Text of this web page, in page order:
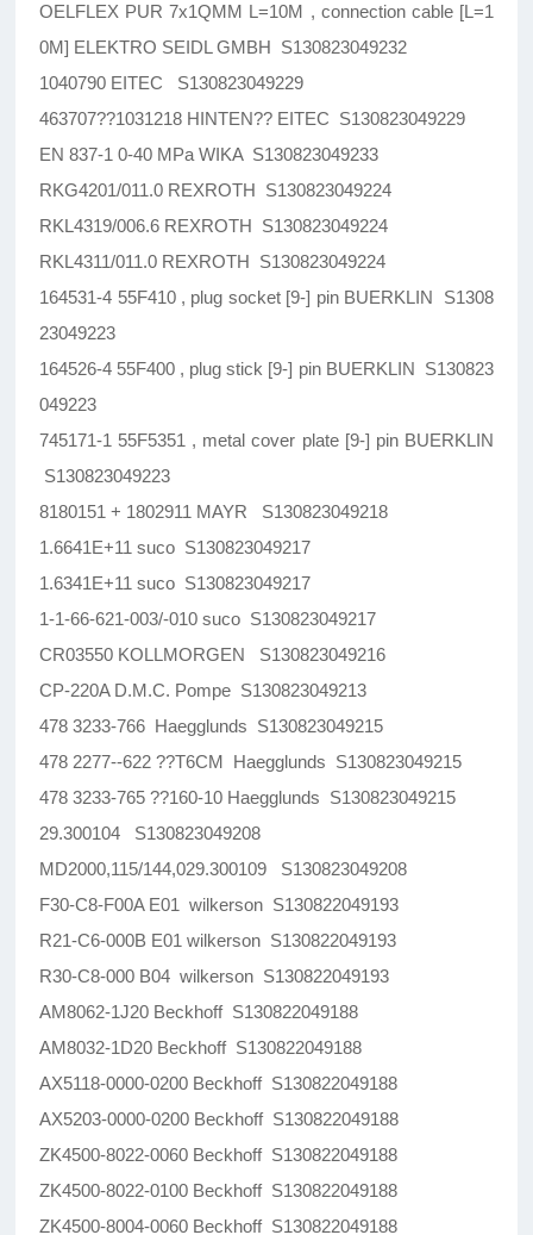
OELFLEX PUR 7x1QMM L=10M , connection cable [L=1
0M] ELEKTRO SEIDL GMBH S130823049232
1040790 EITEC S130823049229
463707??1031218 HINTEN?? EITEC S130823049229
EN 837-1 0-40 MPa WIKA S130823049233
RKG4201/011.0 REXROTH S130823049224
RKL4319/006.6 REXROTH S130823049224
RKL4311/011.0 REXROTH S130823049224
164531-4 55F410 , plug socket [9-] pin BUERKLIN S1308
23049223
164526-4 55F400 , plug stick [9-] pin BUERKLIN S130823
049223
745171-1 55F5351 , metal cover plate [9-] pin BUERKLIN
S130823049223
8180151 + 1802911 MAYR S130823049218
1.6641E+11 suco S130823049217
1.6341E+11 suco S130823049217
1-1-66-621-003/-010 suco S130823049217
CR03550 KOLLMORGEN S130823049216
CP-220A D.M.C. Pompe S130823049213
478 3233-766 Haegglunds S130823049215
478 2277--622 ??T6CM Haegglunds S130823049215
478 3233-765 ??160-10 Haegglunds S130823049215
29.300104 S130823049208
MD2000,115/144,029.300109 S130823049208
F30-C8-F00A E01 wilkerson S130822049193
R21-C6-000B E01 wilkerson S130822049193
R30-C8-000 B04 wilkerson S130822049193
AM8062-1J20 Beckhoff S130822049188
AM8032-1D20 Beckhoff S130822049188
AX5118-0000-0200 Beckhoff S130822049188
AX5203-0000-0200 Beckhoff S130822049188
ZK4500-8022-0060 Beckhoff S130822049188
ZK4500-8022-0100 Beckhoff S130822049188
ZK4500-8004-0060 Beckhoff S130822049188